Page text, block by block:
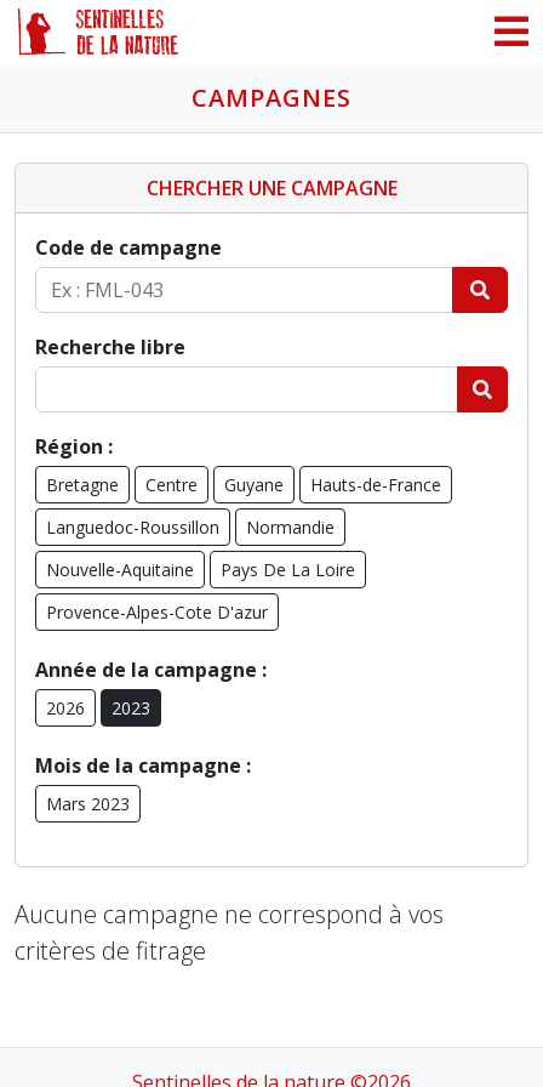
CAMPAGNES
Aucune campagne ne correspond à vos
critères de fitrage
CHERCHER UNE CAMPAGNE
Code de campagne
Recherche libre
Région :
Bretagne Centre Guyane
Hauts-de-France
Languedoc-Roussillon
Normandie
Nouvelle-Aquitaine
Pays De La Loire
Provence-Alpes-Cote D'azur
Année de la campagne :
2026 2023
Mois de la campagne :
Mars 2023
Panneau de gestion des cookies